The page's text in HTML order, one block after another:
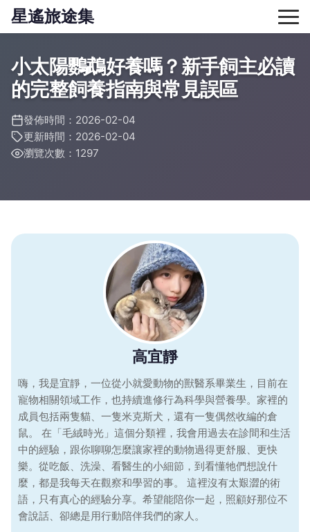
星遙旅途集
小太陽鸚鵡好養嗎？新手飼主必讀
的完整飼養指南與常見誤區
發佈時間：2026-02-04
更新時間：2026-02-04
瀏覽次數：1297
高宜靜
嗨，我是宜靜，一位從小就愛動物的獸醫系畢業生，目前在
寵物相關領域工作，也持續進修行為科學與營養學。家裡的
成員包括兩隻貓、一隻米克斯犬，還有一隻偶然收編的倉
鼠。 在「毛絨時光」這個分類裡，我會用過去在診間和生活
中的經驗，跟你聊聊怎麼讓家裡的動物過得更舒服、更快
樂。從吃飯、洗澡、看醫生的小細節，到看懂牠們想說什
麼，都是我每天在觀察和學習的事。 這裡沒有太艱澀的術
語，只有真心的經驗分享。希望能陪你一起，照顧好那位不
會說話、卻總是用行動陪伴我們的家人。